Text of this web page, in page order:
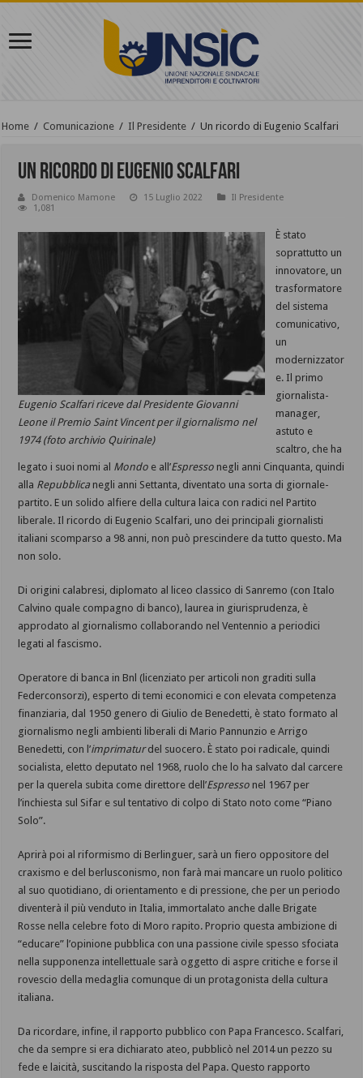
Home / Comunicazione / Il Presidente / Un ricordo di Eugenio Scalfari
Un ricordo di Eugenio Scalfari
Domenico Mamone 15 Luglio 2022
Il Presidente
1,081
Eugenio Scalfari riceve dal Presidente Giovanni
Leone il Premio Saint Vincent per il giornalismo nel
1974 (foto archivio Quirinale)
È stato
soprattutto un
innovatore, un
trasformatore
del sistema
comunicativo,
un
modernizzator
e. Il primo
giornalista-
manager,
astuto e
scaltro, che ha
legato i suoi nomi al Mondo e all’Espressonegli anni Cinquanta, quindi
alla Repubblica negli anni Settanta, diventato una sorta di giornale-
partito. E un solido alfiere della cultura laica con radici nel Partito
liberale. Il ricordo di Eugenio Scalfari, uno dei principali giornalisti
italiani scomparso a 98 anni, non può prescindere da tutto questo. Ma
non solo.
Di origini calabresi, diplomato al liceo classico di Sanremo (con Italo
Calvino quale compagno di banco), laurea in giurisprudenza, è
approdato al giornalismo collaborando nel Ventennio a periodici
legati al fascismo.
Operatore di banca in Bnl (licenziato per articoli non graditi sulla
Federconsorzi), esperto di temi economici e con elevata competenza
finanziaria, dal 1950 genero di Giulio de Benedetti, è stato formato al
giornalismo negli ambienti liberali di Mario Pannunzio e Arrigo
Benedetti, con l’imprimaturdel suocero. È stato poi radicale, quindi
socialista, eletto deputato nel 1968, ruolo che lo ha salvato dal carcere
per la querela subita come direttore dell’Espresso nel 1967 per
l’inchiesta sul Sifar e sul tentativo di colpo di Stato noto come “Piano
Solo”.
Aprirà poi al riformismo di Berlinguer, sarà un fiero oppositore del
craxismo e del berlusconismo, non farà mai mancare un ruolo politico
al suo quotidiano, di orientamento e di pressione, che per un periodo
diventerà il più venduto in Italia, immortalato anche dalle Brigate
Rosse nella celebre foto di Moro rapito. Proprio questa ambizione di
“educare” l’opinione pubblica con una passione civile spesso sfociata
nella supponenza intellettuale sarà oggetto di aspre critiche e forse il
rovescio della medaglia comunque di un protagonista della cultura
italiana.
Da ricordare, infine, il rapporto pubblico con Papa Francesco. Scalfari,
che da sempre si era dichiarato ateo, pubblicò nel 2014 un pezzo su
fede e laicità, suscitando la risposta del Papa. Questo rapporto